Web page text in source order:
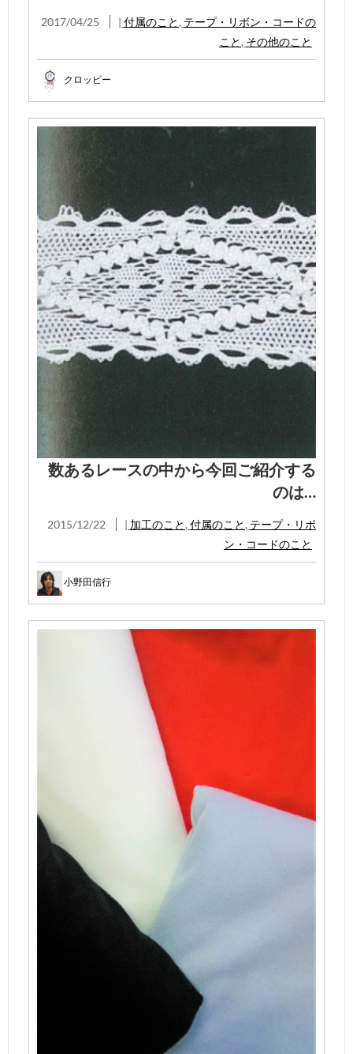
2017/04/25 | 付属のこと , テープ・リボン・コードの
こと , その他のこと
クロッピー
数あるレースの中から今回ご紹介する
のは…
2015/12/22 | 加工のこと , 付属のこと , テープ・リボ
ン・コードのこと
小野田信行